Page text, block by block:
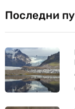
Последни